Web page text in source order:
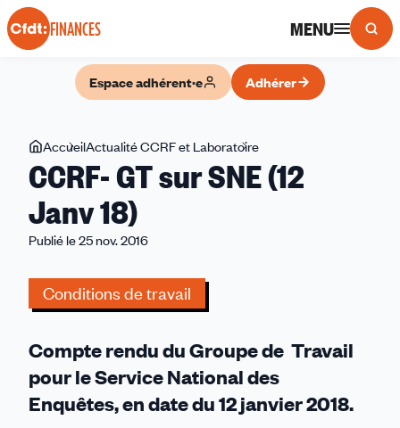
Panneau de gestion des cookies
FINANCES MENU
Espace adhérent·e Adhérer
Vous
êtes
ici
AccueilActualité CCRF et Laboratoire
GT
CCRF- GT sur SNE (12
Janv 18)
Publié le 25 nov. 2016
Conditions de travail
Compte rendu du Groupe de Travail
pour le Service National des
Enquêtes, en date du 12 janvier 2018.